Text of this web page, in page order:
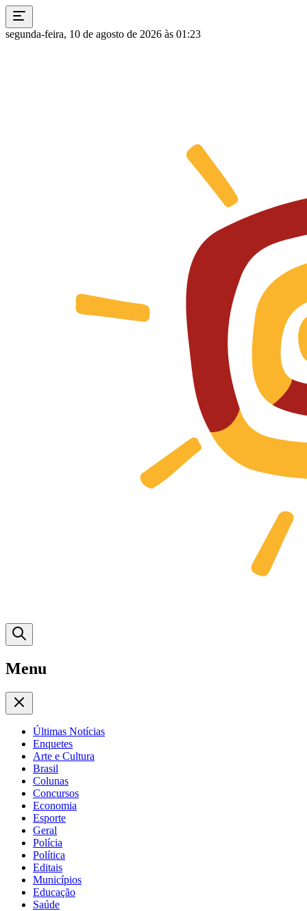
segunda-feira, 10 de agosto de 2026 às 01:23
Menu
Últimas Notícias
Enquetes
Arte e Cultura
Brasil
Colunas
Concursos
Economia
Esporte
Geral
Polícia
Política
Editais
Municípios
Educação
Saúde